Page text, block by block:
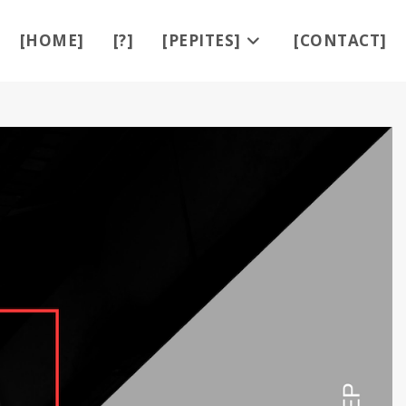
[HOME] [?] [PEPITES] [CONTACT]